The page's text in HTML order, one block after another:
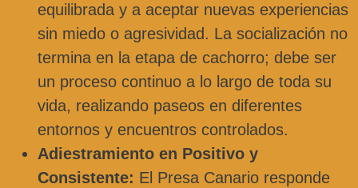
equilibrada y a aceptar nuevas experiencias
sin miedo o agresividad. La socialización no
termina en la etapa de cachorro; debe ser
un proceso continuo a lo largo de toda su
vida, realizando paseos en diferentes
entornos y encuentros controlados.
Adiestramiento en Positivo y
Consistente: El Presa Canario responde